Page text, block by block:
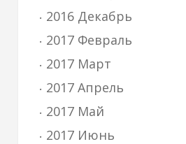
2016 Декабрь
2017 Февраль
2017 Март
2017 Апрель
2017 Май
2017 Июнь